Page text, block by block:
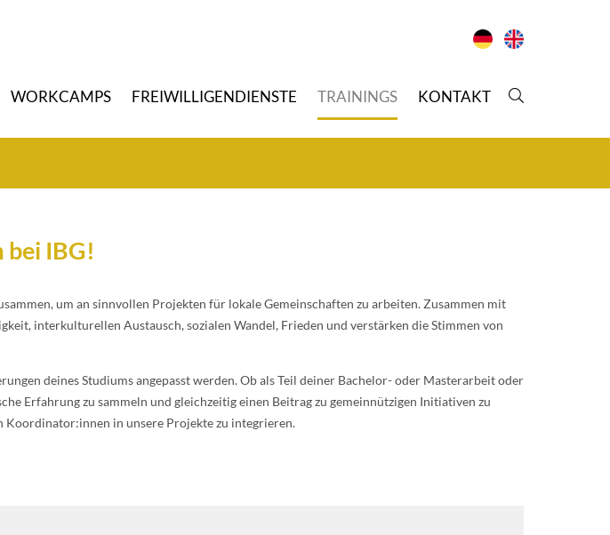
WORKCAMPS FREIWILLIGENDIENSTE TRAININGS KONTAKT
IBG!
um an sinnvollen Projekten für lokale Gemeinschaften zu arbeiten. Zusammen mit
interkulturellen Austausch, sozialen Wandel, Frieden und verstärken die Stimmen von
deines Studiums angepasst werden. Ob als Teil deiner Bachelor- oder Masterarbeit oder
Erfahrung zu sammeln und gleichzeitig einen Beitrag zu gemeinnützigen Initiativen zu
Koordinator:innen in unsere Projekte zu integrieren.